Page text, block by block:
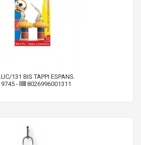
131 BIS TAPPI ESPANS.
9745- 8026996001311